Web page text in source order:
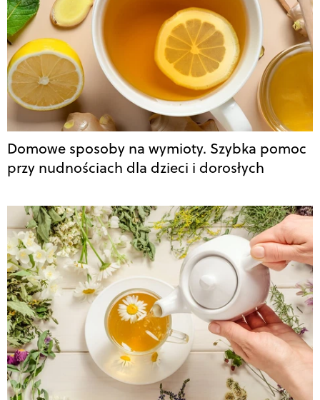
Domowe sposoby na wymioty. Szybka pomoc
przy nudnościach dla dzieci i dorosłych